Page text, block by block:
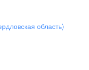
область)